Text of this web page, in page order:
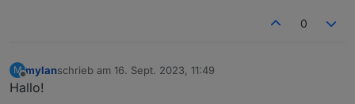
0
M
Offline
mylanschrieb am 16. Sept. 2023, 11:49
zuletzt editiert von
Hallo!